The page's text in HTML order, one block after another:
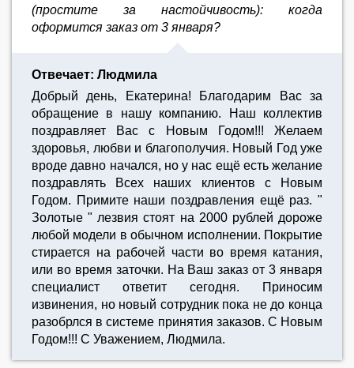
(простите за настойчивость): когда
оформится заказ от 3 января?
Отвечает: Людмила
Добрый день, Eкатерина! Благодарим Вас за
обращение в нашу компанию. Наш коллектив
поздравляет Вас с Новым Годом!!! Желаем
здоровья, любви и благополучия. Новый Год уже
вроде давно начался, но у нас ещё есть желание
поздравлять Всех наших клиентов с Новым
Годом. Примите наши поздравления ещё раз. "
Золотые " лезвия стоят на 2000 рублей дороже
любой модели в обычном исполнении. Покрытие
стирается на рабочей части во время катания,
или во время заточки. На Ваш заказ от 3 января
специалист ответит сегодня. Приносим
извинения, но новый сотрудник пока не до конца
разобрлся в системе принятия заказов. С Новым
Годом!!! С Уважением, Людмила.